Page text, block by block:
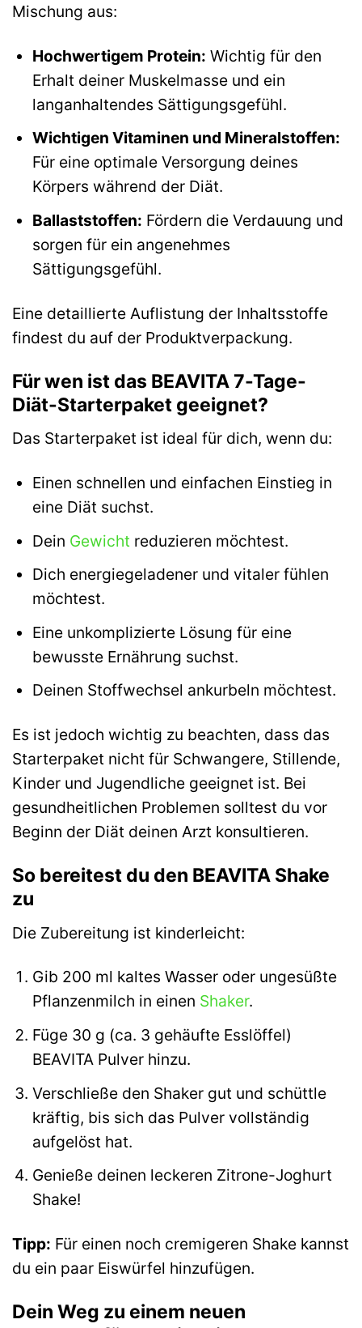
Mischung aus:
Hochwertigem Protein: Wichtig für den
Erhalt deiner Muskelmasse und ein
langanhaltendes Sättigungsgefühl.
Wichtigen Vitaminen und Mineralstoffen:
Für eine optimale Versorgung deines
Körpers während der Diät.
Ballaststoffen: Fördern die Verdauung und
sorgen für ein angenehmes
Sättigungsgefühl.
Eine detaillierte Auflistung der Inhaltsstoffe
findest du auf der Produktverpackung.
Für wen ist das BEAVITA 7-Tage-
Diät-Starterpaket geeignet?
Das Starterpaket ist ideal für dich, wenn du:
Einen schnellen und einfachen Einstieg in
eine Diät suchst.
Dein Gewicht reduzieren möchtest.
Dich energiegeladener und vitaler fühlen
möchtest.
Eine unkomplizierte Lösung für eine
bewusste Ernährung suchst.
Deinen Stoffwechsel ankurbeln möchtest.
Es ist jedoch wichtig zu beachten, dass das
Starterpaket nicht für Schwangere, Stillende,
Kinder und Jugendliche geeignet ist. Bei
gesundheitlichen Problemen solltest du vor
Beginn der Diät deinen Arzt konsultieren.
So bereitest du den BEAVITA Shake
zu
Die Zubereitung ist kinderleicht:
Gib 200 ml kaltes Wasser oder ungesüßte
Pflanzenmilch in einen Shaker.
Füge 30 g (ca. 3 gehäufte Esslöffel)
BEAVITA Pulver hinzu.
Verschließe den Shaker gut und schüttle
kräftig, bis sich das Pulver vollständig
aufgelöst hat.
Genieße deinen leckeren Zitrone-Joghurt
Shake!
Tipp: Für einen noch cremigeren Shake kannst
du ein paar Eiswürfel hinzufügen.
Dein Weg zu einem neuen